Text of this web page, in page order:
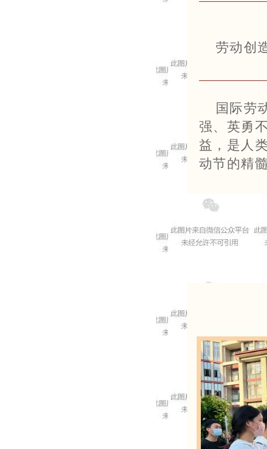
劳动创
国际劳
强、英勇
益，是人
动节的精